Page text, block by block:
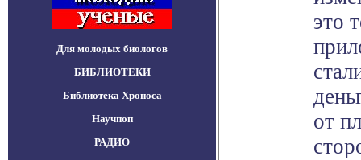
Для молодых биологов
БИБЛИОТЕКИ
Библиотека Хроноса
Научпоп
РАДИО
это
от